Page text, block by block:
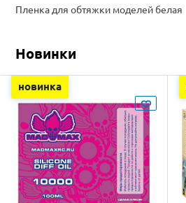
Пленка для обтяжки моделей белая
Новинки
новинка